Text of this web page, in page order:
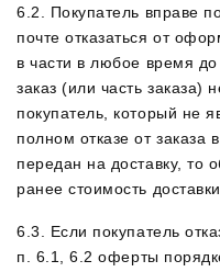
6.2. Покупатель вправе
почте отказаться от
в части в любое время
заказ (или часть заказа)
покупатель, который не
полном отказе от заказа
передан на доставку, то
ранее стоимость доставки
6.3. Если покупатель
п. 6.1, 6.2 оферты